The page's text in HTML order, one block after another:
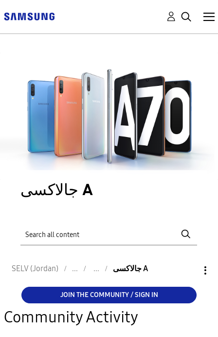
جالاكسى A
SELV (Jordan) جالاكسى A
JOIN THE COMMUNITY / SIGN IN
Community Activity